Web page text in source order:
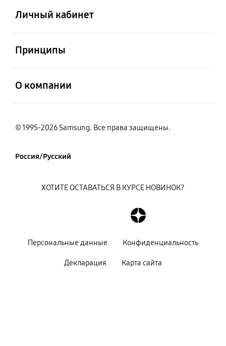
Личный кабинет
Принципы
О компании
© 1995-2026 Samsung. Все права защищены.
Россия/Русский
Персональные данные Конфиденциальность
Декларация Карта сайта
ХОТИТЕ ОСТАВАТЬСЯ В КУРСЕ НОВИНОК?